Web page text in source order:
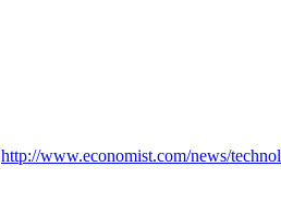
http://www.economist.com/news/